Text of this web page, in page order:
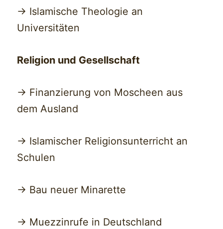
-> Islamische Theologie an
Universitäten
Religion und Gesellschaft
-> Finanzierung von Moscheen aus
dem Ausland
-> Islamischer Religionsunterricht an
Schulen
-> Bau neuer Minarette
-> Muezzinrufe in Deutschland